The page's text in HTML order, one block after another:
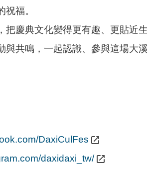
福。
把慶典文化變得更有趣、更貼
共鳴，一起認識、參與這場大
DaxiCulFes
daxidaxi_tw/